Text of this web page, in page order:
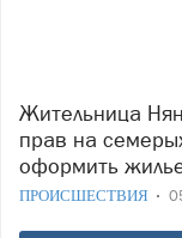
Жительница Няндомы лишилась родительских
прав на
оформить
ПРОИСШЕСТВИЯ